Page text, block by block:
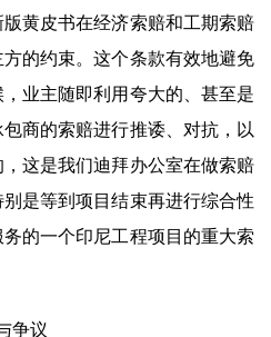
黄皮书在经济索赔和工期索赔
的约束。这个条款有效地避免
业主随即利用夸大的、甚至是
商的索赔进行推诿、对抗，以
这是我们迪拜办公室在做索赔
是等到项目结束再进行综合性
的一个印尼工程项目的重大索
争议